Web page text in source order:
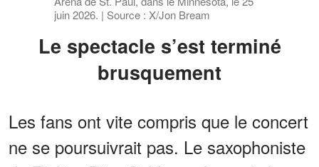
juin 2026. | Source : X/Jon Bream
Le spectacle s’est terminé
brusquement
Les fans ont vite compris que le concert
ne se poursuivrait pas. Le saxophoniste